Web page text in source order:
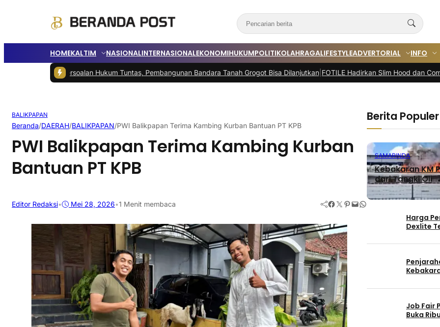
HOMEKALTIM NASIONALINTERNASIONALEKONOMIHUKUMPOLITIKOLAHRAGALIFESTYLEADVERTORIAL INFO
Persoalan Hukum Tuntas, Pembangunan Bandara Tanah Grogot Bisa Dilanjutkan FOTILE Hadirkan Slim Hood dan Compact
BALIKPAPAN
Beranda/DAERAH/BALIKPAPAN/PWI Balikpapan Terima Kambing Kurban Bantuan PT KPB
PWI Balikpapan Terima Kambing Kurban
Bantuan PT KPB
Editor Redaksi• Mei 28, 2026•1 Menit membaca Facebook Twitter Pinterest Mail WhatsApp
Berita Populer
SAMARINDA
Kebakaran KM
dari Tangki Oli
Harga
Dexlite
Job Fair
Buka